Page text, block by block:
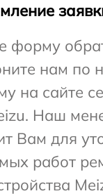
форму
нам по
на сайте
Наш
Вам для
работ